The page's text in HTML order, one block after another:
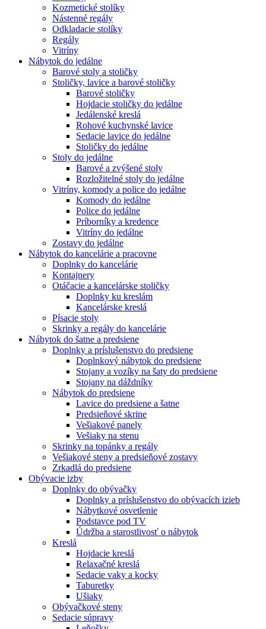
Kozmetické stolíky
Nástenné regály
Odkladacie stolíky
Regály
Vitríny
Nábytok do jedálne
Barové stoly a stoličky
Stoličky, lavice a barové stoličky
Barové stoličky
Hojdacie stoličky do jedálne
Jedálenské kreslá
Rohové kuchynské lavice
Sedacie lavice do jedálne
Stoličky do jedálne
Stoly do jedálne
Barové a zvýšené stoly
Rozložitelné stoly do jedálne
Vitríny, komody a police do jedálne
Komody do jedálne
Police do jedálne
Príborníky a kredence
Vitríny do jedálne
Zostavy do jedálne
Nábytok do kancelárie a pracovne
Doplnky do kancelárie
Kontajnery
Otáčacie a kancelárske stoličky
Doplnky ku kreslám
Kancelárske kreslá
Písacie stoly
Skrinky a regály do kancelárie
Nábytok do šatne a predsiene
Doplnky a príslušenstvo do predsiene
Doplnkový nábytok do predsiene
Stojany a vozíky na šaty do predsiene
Stojany na dáždníky
Nábytok do predsiene
Lavice do predsiene a šatne
Predsieňové skrine
Vešiakové panely
Vešiaky na stenu
Skrinky na topánky a regály
Vešiakové steny a predsieňové zostavy
Zrkadlá do predsiene
Obývacie izby
Doplnky do obývačky
Doplnky a príslušenstvo do obývacích izieb
Nábytkové osvetlenie
Podstavce pod TV
Údržba a starostlivosť o nábytok
Kreslá
Hojdacie kreslá
Relaxačné kreslá
Sedacie vaky a kocky
Taburetky
Ušiaky
Obývačkové steny
Sedacie súpravy